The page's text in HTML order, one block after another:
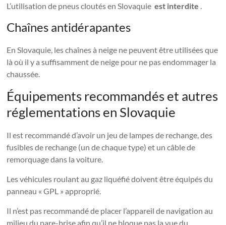
L’utilisation de pneus cloutés en Slovaquieest interdite
Chaînes antidérapantes
En Slovaquie, les chaînes à neige ne peuvent être utilisées que
là où il y a suffisamment de neige pour ne pas endommager la
chaussée.
Équipements recommandés et autres
réglementations en Slovaquie
Il est recommandé d’avoir un jeu de lampes de rechange, des
fusibles de rechange (un de chaque type) et un câble de
remorquage dans la voiture.
Les véhicules roulant au gaz liquéfié doivent être équipés du
panneau « GPL » approprié.
Il n’est pas recommandé de placer l’appareil de navigation au
milieu du pare-brise afin qu’il ne bloque pas la vue du